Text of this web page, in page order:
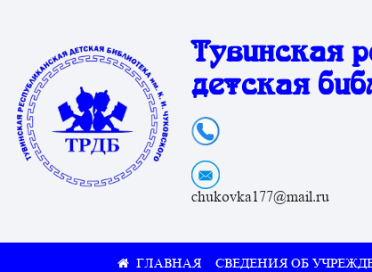
Тувинская
детская
chukovka177@mail.ru
СВЕДЕНИЯ ОБ